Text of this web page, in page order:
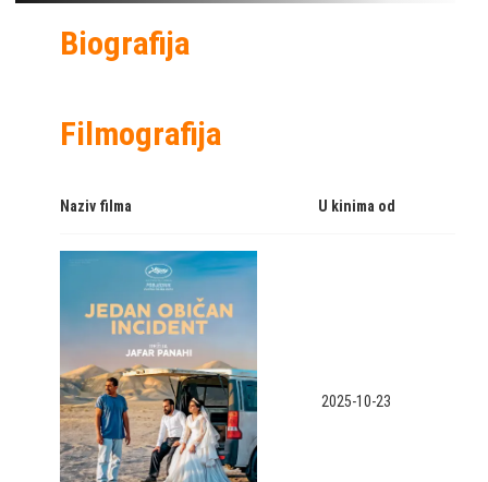
Biografija
Filmografija
Naziv filma U kinima od
2025-10-23